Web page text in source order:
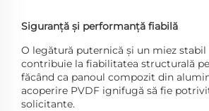
Siguranță și performanță fiabilă
O legătură puternică și un miez
contribuie la fiabilitatea structurală
făcând ca panoul compozit din
acoperire PVDF ignifugă să fie
solicitante.